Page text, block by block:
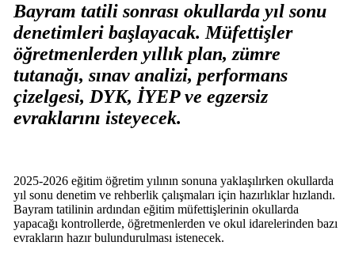
Bayram tatili sonrası okullarda yıl sonu
denetimleri başlayacak. Müfettişler
öğretmenlerden yıllık plan, zümre
tutanağı, sınav analizi, performans
çizelgesi, DYK, İYEP ve egzersiz
evraklarını isteyecek.
2025-2026 eğitim öğretim yılının sonuna yaklaşılırken okullarda
yıl sonu denetim ve rehberlik çalışmaları için hazırlıklar hızlandı.
Bayram tatilinin ardından eğitim müfettişlerinin okullarda
yapacağı kontrollerde, öğretmenlerden ve okul idarelerinden bazı
evrakların hazır bulundurulması istenecek.